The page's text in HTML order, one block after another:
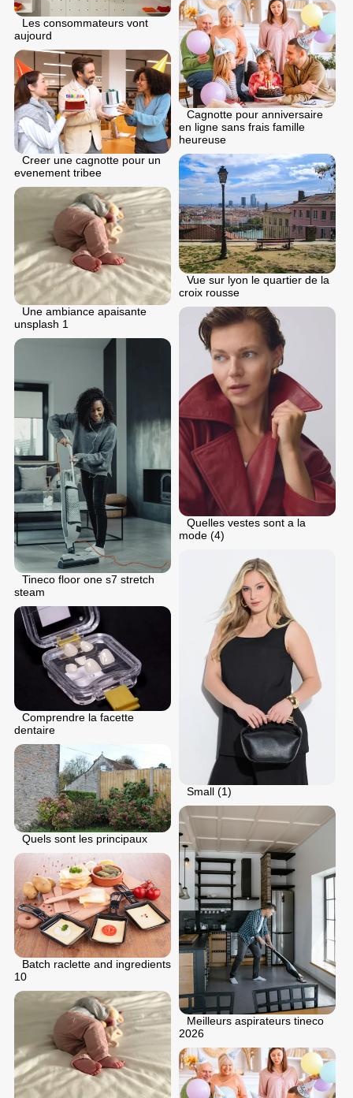
Les consommateurs vont
aujourd
Cagnotte pour anniversaire
en ligne sans frais famille
heureuse
Creer une cagnotte pour un
evenement tribee
Vue sur lyon le quartier de la
croix rousse
Une ambiance apaisante
unsplash 1
Quelles vestes sont a la
mode (4)
Tineco floor one s7 stretch
steam
Small (1)
Comprendre la facette
dentaire
Quels sont les principaux
Meilleurs aspirateurs tineco
2026
Batch raclette and ingredients
10